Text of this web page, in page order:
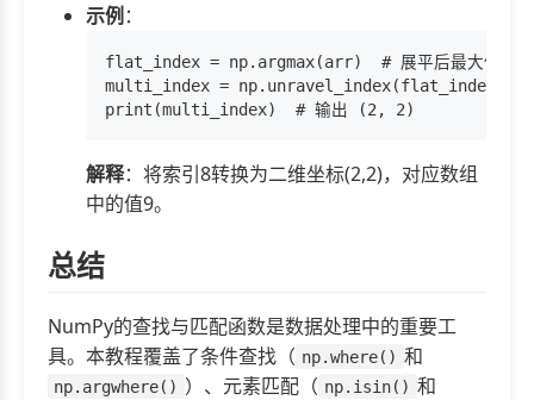
示例：
flat_index = np.argmax(arr)  # 展平后最大值索引
multi_index = np.unravel_index(flat_index,
解释：将索引8转换为二维坐标(2,2)，对应数组
中的值9。
总结
NumPy的查找与匹配函数是数据处理中的重要工
具。本教程覆盖了条件查找（ np.where() 和
np.argwhere() ）、元素匹配（ np.isin() 和